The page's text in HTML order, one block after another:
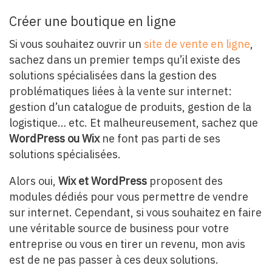
Créer une boutique en ligne
Si vous souhaitez ouvrir un site de vente en ligne,
sachez dans un premier temps qu’il existe des
solutions spécialisées dans la gestion des
problématiques liées à la vente sur internet:
gestion d’un catalogue de produits, gestion de la
logistique… etc. Et malheureusement, sachez que
WordPress ou Wixne font pas parti de ses
solutions spécialisées.
Alors oui, Wix et WordPress proposent des
modules dédiés pour vous permettre de vendre
sur internet. Cependant, si vous souhaitez en faire
une véritable source de business pour votre
entreprise ou vous en tirer un revenu, mon avis
est de ne pas passer à ces deux solutions.